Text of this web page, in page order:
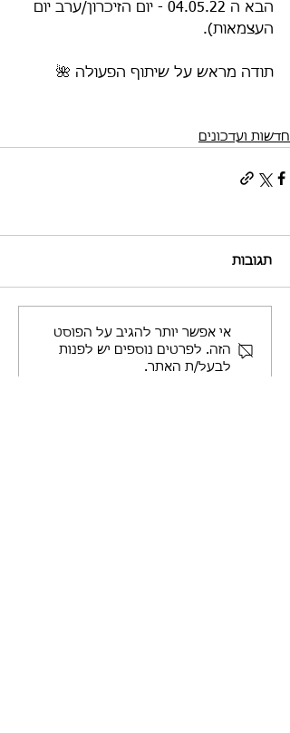
הבא ה 04.05.22 - יום הזיכרון/ערב יום
העצמאות).
תודה מראש על שיתוף הפעולה 🌺
חדשות ועדכונים
תגובות
אי אפשר יותר להגיב על הפוסט
הזה. לפרטים נוספים יש לפנות
לבעל/ת האתר.